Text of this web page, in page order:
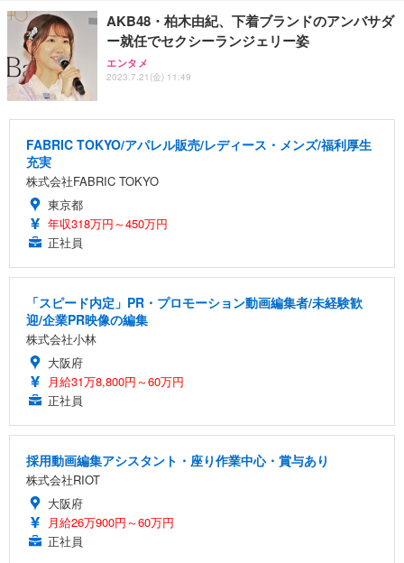
AKB48・柏木由紀、下着ブランドのアンバサダ
ー就任でセクシーランジェリー姿
エンタメ
2023.7.21(金) 11:49
FABRIC TOKYO/アパレル販売/レディース・メンズ/福利厚生
充実
株式会社FABRIC TOKYO
東京都
年収318万円～450万円
正社員
「スピード内定」PR・プロモーション動画編集者/未経験歓
迎/企業PR映像の編集
株式会社小林
大阪府
月給31万8,800円～60万円
正社員
採用動画編集アシスタント・座り作業中心・賞与あり
株式会社RIOT
大阪府
月給26万900円～60万円
正社員